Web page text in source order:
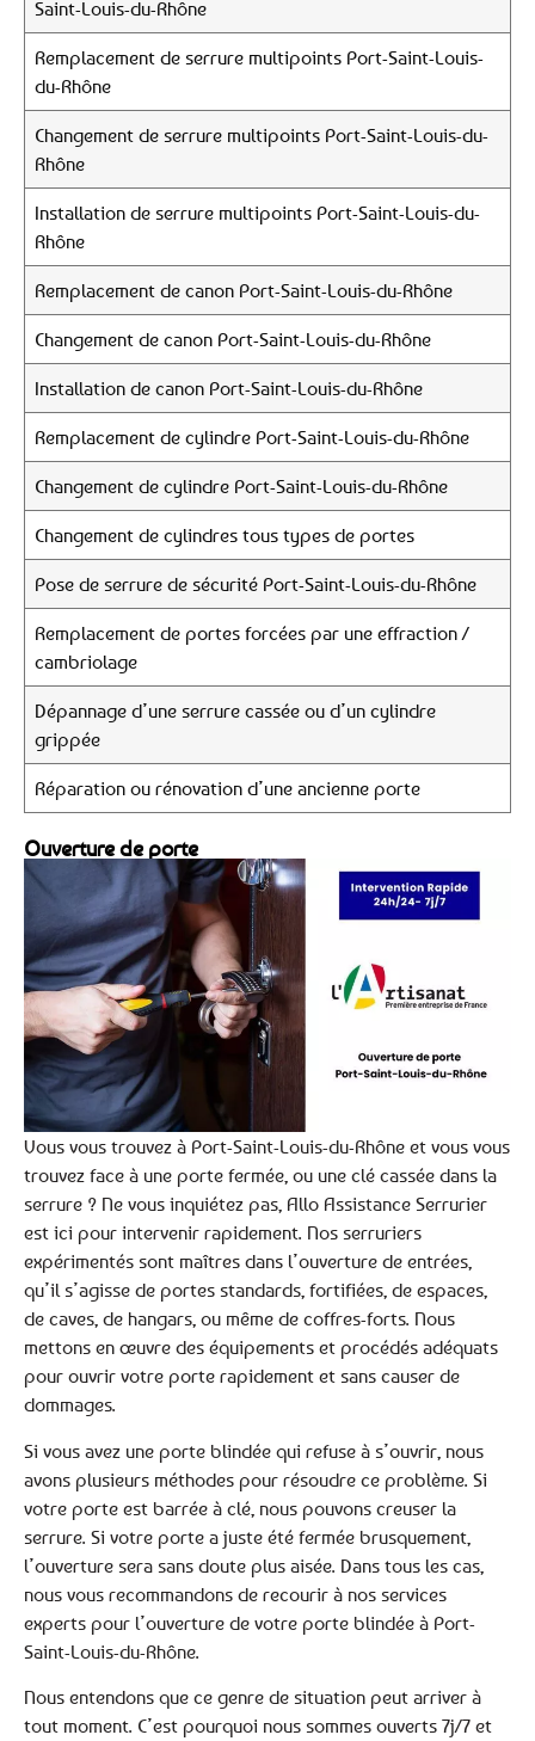
Saint-Louis-du-Rhône
Remplacement de serrure multipoints Port-Saint-Louis-
du-Rhône
Changement de serrure multipoints Port-Saint-Louis-du-
Rhône
Installation de serrure multipoints Port-Saint-Louis-du-
Rhône
Remplacement de canon Port-Saint-Louis-du-Rhône
Changement de canon Port-Saint-Louis-du-Rhône
Installation de canon Port-Saint-Louis-du-Rhône
Remplacement de cylindre Port-Saint-Louis-du-Rhône
Changement de cylindre Port-Saint-Louis-du-Rhône
Changement de cylindres tous types de portes
Pose de serrure de sécurité Port-Saint-Louis-du-Rhône
Remplacement de portes forcées par une effraction /
cambriolage
Dépannage d’une serrure cassée ou d’un cylindre
grippée
Réparation ou rénovation d’une ancienne porte
Ouverture de porte
Vous vous trouvez à Port-Saint-Louis-du-Rhône et vous vous
trouvez face à une porte fermée, ou une clé cassée dans la
serrure ? Ne vous inquiétez pas, Allo Assistance Serrurier
est ici pour intervenir rapidement. Nos serruriers
expérimentés sont maîtres dans l’ouverture de entrées,
qu’il s’agisse de portes standards, fortifiées, de espaces,
de caves, de hangars, ou même de coffres-forts. Nous
mettons en œuvre des équipements et procédés adéquats
pour ouvrir votre porte rapidement et sans causer de
dommages.
Si vous avez une porte blindée qui refuse à s’ouvrir, nous
avons plusieurs méthodes pour résoudre ce problème. Si
votre porte est barrée à clé, nous pouvons creuser la
serrure. Si votre porte a juste été fermée brusquement,
l’ouverture sera sans doute plus aisée. Dans tous les cas,
nous vous recommandons de recourir à nos services
experts pour l’ouverture de votre porte blindée à Port-
Saint-Louis-du-Rhône.
Nous entendons que ce genre de situation peut arriver à
tout moment. C’est pourquoi nous sommes ouverts 7j/7 et